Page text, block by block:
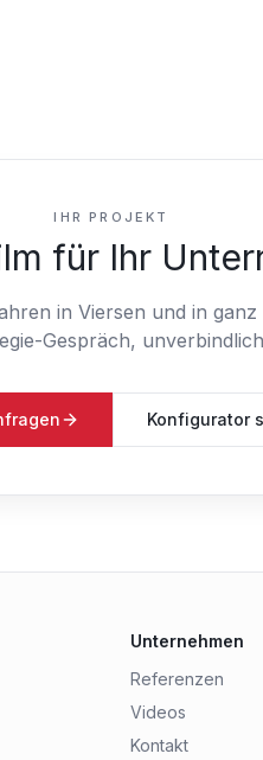
IHR PROJEKT
für Ihr
in Viersen und in ganz
Gespräch,
Konfigurator
Unternehmen
Referenzen
Videos
Kontakt